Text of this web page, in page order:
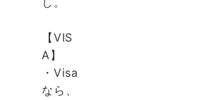
【VIS
A】
・Visa
なら、